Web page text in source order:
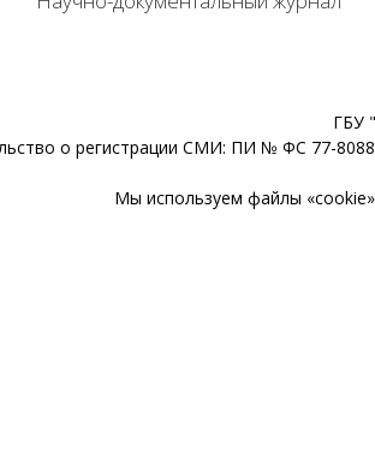
ГБУ
о регистрации СМИ: ПИ № ФС 77-
Мы используем файлы «cookie»